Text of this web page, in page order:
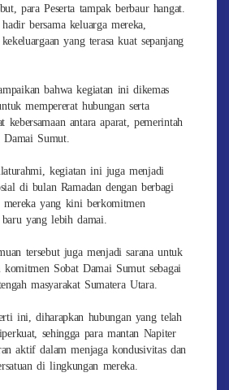
para Peserta tampak berbaur hangat.
bersama keluarga mereka,
yang terasa kuat sepanjang
bahwa kegiatan ini dikemas
mempererat hubungan serta
kebersamaan antara aparat, pemerintah
Sumut.
kegiatan ini juga menjadi
di bulan Ramadan dengan berbagi
mereka yang kini berkomitmen
yang lebih damai.
tersebut juga menjadi sarana untuk
komitmen Sobat Damai Sumut sebagai
masyarakat Sumatera Utara.
ini, diharapkan hubungan yang telah
sehingga para mantan Napiter
aktif dalam menjaga kondusivitas dan
di lingkungan mereka.